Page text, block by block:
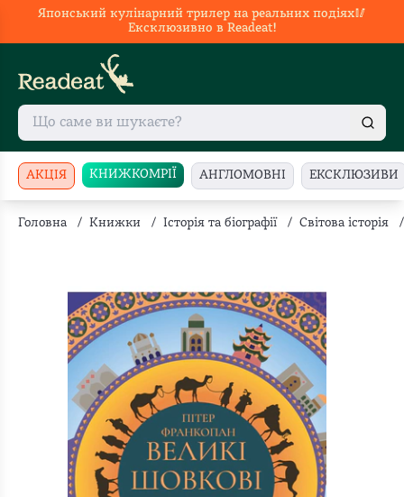
Японський кулінарний трилер на реальних подіях🥢
Ексклюзивно в Readeat!
АКЦІЯ КНИЖКОМРІЇ АНГЛОМОВНІ ЕКСКЛЮЗИВИ
Головна / Книжки / Історія та біографії / Світова історія /